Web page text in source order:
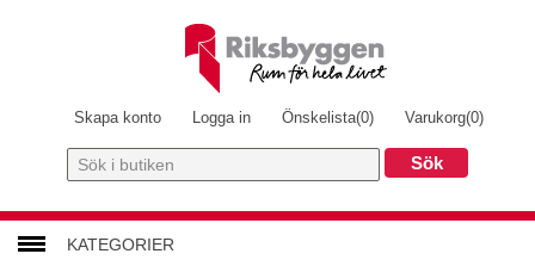
Skapa konto Logga in Önskelista(0) Varukorg(0)
KATEGORIER